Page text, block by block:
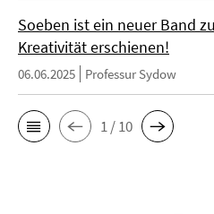
Soeben ist ein neuer Band
Kreativität erschienen!
06.06.2025 Professur Sydow
1 / 10